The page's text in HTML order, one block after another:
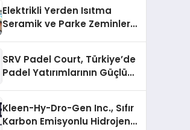
Elektrikli Yerden Isıtma
Seramik ve Parke Zeminler
SRV Padel Court, Türkiye’de
Padel Yatırımlarının Güçlü
Kleen-Hy-Dro-Gen Inc., Sıfır
Karbon Emisyonlu Hidrojen